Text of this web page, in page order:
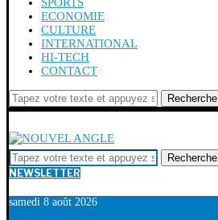
ECONOMIE
CULTURE
INTERNATIONAL
HI-TECH
CONTACT
Recherche
Recherche
NEWSLETTER
samedi 8 août 2026